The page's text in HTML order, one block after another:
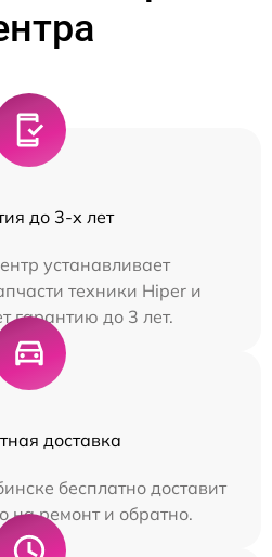
до 3-х лет
устанавливает
техники Hiper и
гарантию до 3 лет.
доставка
бесплатно доставит
на ремонт и обратно.